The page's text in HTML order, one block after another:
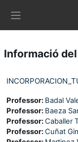
Informació
Professor: Badal
Professor: Baeza
Professor:Caballer
Professor:Cuñat